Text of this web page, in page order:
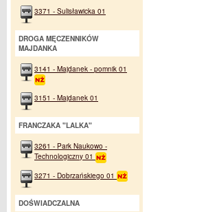
3371 - Sulisławicka 01
DROGA MĘCZENNIKÓW
MAJDANKA
3141 - Majdanek - pomnik 01
3151 - Majdanek 01
FRANCZAKA "LALKA"
3261 - Park Naukowo -
Technologiczny 01
3271 - Dobrzańskiego 01
DOŚWIADCZALNA